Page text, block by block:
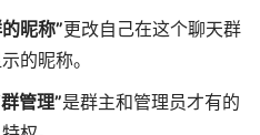
昵称”更改自己在这个聊天群
的昵称。
管理”是群主和管理员才有的